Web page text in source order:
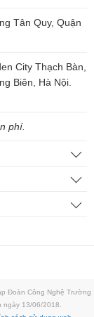
Tân Quy, Quận
City Thạch Bàn,
Biên, Hà Nội.
phí.
Đoàn Công Nghệ Trường
ngày 13/06/2018.